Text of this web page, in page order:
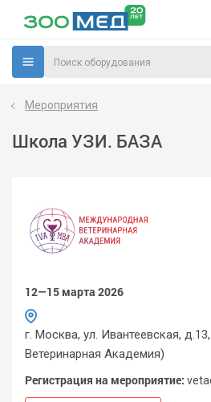
Мероприятия
Школа УЗИ. БАЗА
12—15 марта 2026
г. Москва, ул. Ивантеевская,
Ветеринарная Академия)
Регистрация на мероприятие: